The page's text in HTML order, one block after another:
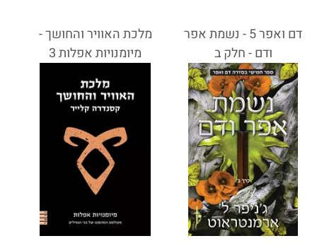
דם ואפר 5 - נשמת אפר
ודם - חלק ב
מלכת האוויר והחושך -
מיומנויות אפלות 3